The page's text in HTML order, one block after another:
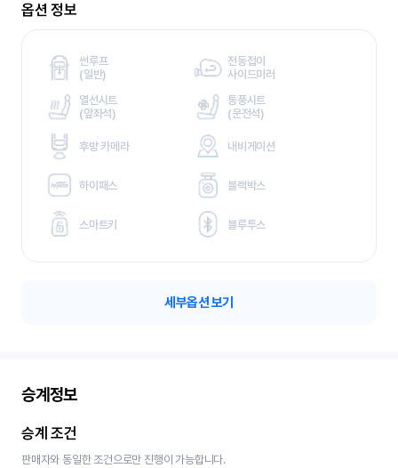
옵션 정보
썬루프
(일반)
전동접이
사이드미러
열선시트
(앞좌석)
통풍시트
(운전석)
후방 카메라 내비게이션
하이패스 블랙박스
스마트키 블루투스
세부옵션 보기
승계정보
승계 조건
판매자와 동일한 조건으로만 진행이 가능합니다.